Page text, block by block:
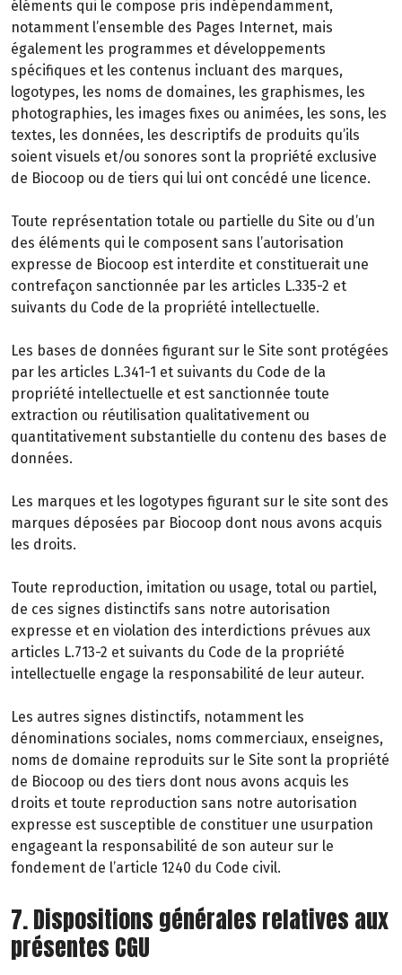
éléments qui le compose pris indépendamment,
notamment l’ensemble des Pages Internet, mais
également les programmes et développements
spécifiques et les contenus incluant des marques,
logotypes, les noms de domaines, les graphismes, les
photographies, les images fixes ou animées, les sons, les
textes, les données, les descriptifs de produits qu’ils
soient visuels et/ou sonores sont la propriété exclusive
de Biocoop ou de tiers qui lui ont concédé une licence.
Toute représentation totale ou partielle du Site ou d’un
des éléments qui le composent sans l’autorisation
expresse de Biocoop est interdite et constituerait une
contrefaçon sanctionnée par les articles L.335-2 et
suivants du Code de la propriété intellectuelle.
Les bases de données figurant sur le Site sont protégées
par les articles L.341-1 et suivants du Code de la
propriété intellectuelle et est sanctionnée toute
extraction ou réutilisation qualitativement ou
quantitativement substantielle du contenu des bases de
données.
Les marques et les logotypes figurant sur le site sont des
marques déposées par Biocoop dont nous avons acquis
les droits.
Toute reproduction, imitation ou usage, total ou partiel,
de ces signes distinctifs sans notre autorisation
expresse et en violation des interdictions prévues aux
articles L.713-2 et suivants du Code de la propriété
intellectuelle engage la responsabilité de leur auteur.
Les autres signes distinctifs, notamment les
dénominations sociales, noms commerciaux, enseignes,
noms de domaine reproduits sur le Site sont la propriété
de Biocoop ou des tiers dont nous avons acquis les
droits et toute reproduction sans notre autorisation
expresse est susceptible de constituer une usurpation
engageant la responsabilité de son auteur sur le
fondement de l’article 1240 du Code civil.
7. Dispositions générales relatives aux
présentes CGU